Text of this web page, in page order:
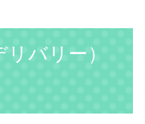
バリー）